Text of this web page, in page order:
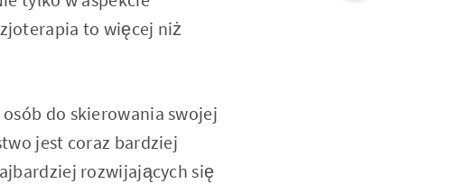
to więcej niż
do skierowania swojej
jest coraz bardziej
rozwijających się